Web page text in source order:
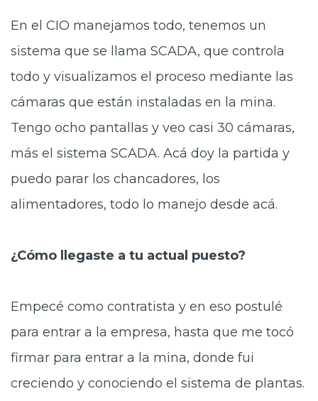
En el CIO manejamos todo, tenemos un
sistema que se llama SCADA, que controla
todo y visualizamos el proceso mediante las
cámaras que están instaladas en la mina.
Tengo ocho pantallas y veo casi 30 cámaras,
más el sistema SCADA. Acá doy la partida y
puedo parar los chancadores, los
alimentadores, todo lo manejo desde acá.
¿Cómo llegaste a tu actual puesto?
Empecé como contratista y en eso postulé
para entrar a la empresa, hasta que me tocó
firmar para entrar a la mina, donde fui
creciendo y conociendo el sistema de plantas.